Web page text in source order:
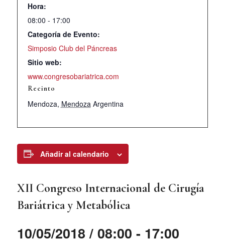
Hora:
08:00 - 17:00
Categoría de Evento:
Simposio Club del Páncreas
Sitio web:
www.congresobariatrica.com
Recinto
Mendoza, Mendoza Argentina
Añadir al calendario
XII Congreso Internacional de Cirugía
Bariátrica y Metabólica
10/05/2018 / 08:00 - 17:00